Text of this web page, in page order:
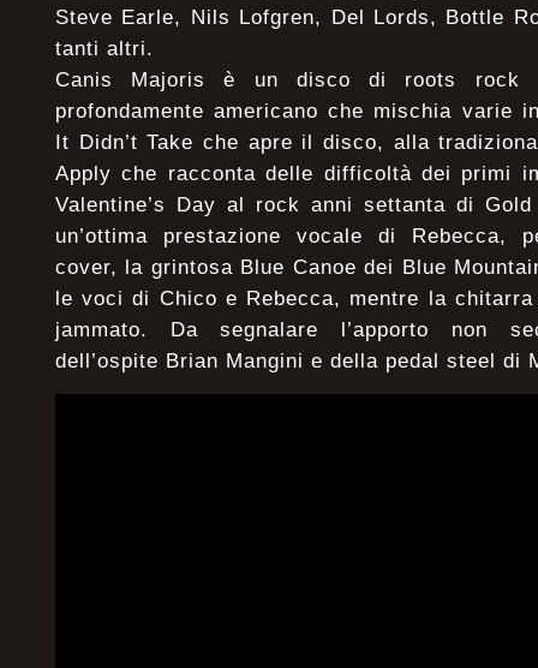
Steve Earle, Nils Lofgren, Del Lords, Bottle
tanti altri.
Canis Majoris è un disco di roots rock
profondamente americano che mischia varie
It Didn’t Take che apre il disco, alla
Apply che racconta delle difficoltà dei primi
Valentine’s Day al rock anni settanta di
un’ottima prestazione vocale di Rebecca,
cover, la grintosa Blue Canoe dei Blue
le voci di Chico e Rebecca, mentre la
jammato. Da segnalare l’apporto non
dell’ospite Brian Mangini e della pedal steel di